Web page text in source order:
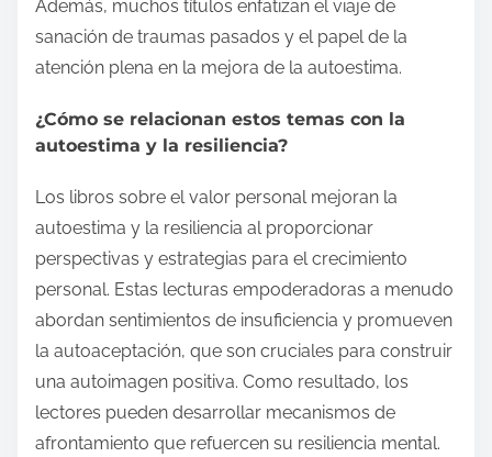
Además, muchos títulos enfatizan el viaje de
sanación de traumas pasados y el papel de la
atención plena en la mejora de la autoestima.
¿Cómo se relacionan estos temas con la
autoestima y la resiliencia?
Los libros sobre el valor personal mejoran la
autoestima y la resiliencia al proporcionar
perspectivas y estrategias para el crecimiento
personal. Estas lecturas empoderadoras a menudo
abordan sentimientos de insuficiencia y promueven
la autoaceptación, que son cruciales para construir
una autoimagen positiva. Como resultado, los
lectores pueden desarrollar mecanismos de
afrontamiento que refuercen su resiliencia mental.